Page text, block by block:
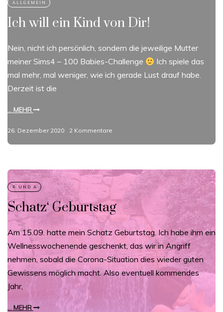
Ich will ein Kind von Dir!
Nein, nicht ich persönlich, sondern die jeweilige Mutter
meiner Sims4 – 100 Babies-Challenge
Ich spiele das
mal mehr, mal weniger, wie ich gerade Lust drauf habe.
Derzeit ist die
... MEHR
26. Dezember 2020 2 Kommentare
Schatz‘ Geburtstag
Am 15.09. hatte mein Schatz Geburtstag. Ich habe ihm ein
Wellnesswochenende geschenkt, das wir in Angriff
nehmen, sobald die Corona-Situation dies wieder guten
Gewissens möglich macht. Also eventuell kommendes
Jahr,
... MEHR